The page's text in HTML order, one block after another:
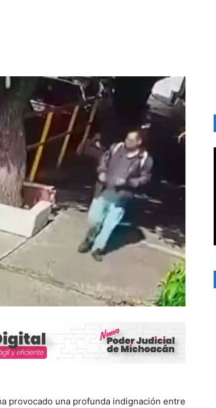
provocado una profunda indignación entre